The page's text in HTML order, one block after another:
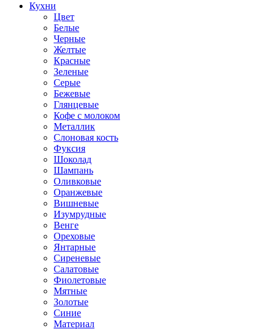
Кухни
Цвет
Белые
Черные
Желтые
Красные
Зеленые
Серые
Бежевые
Глянцевые
Кофе с молоком
Металлик
Слоновая кость
Фуксия
Шоколад
Шампань
Оливковые
Оранжевые
Вишневые
Изумрудные
Венге
Ореховые
Янтарные
Сиреневые
Салатовые
Фиолетовые
Мятные
Золотые
Синие
Материал